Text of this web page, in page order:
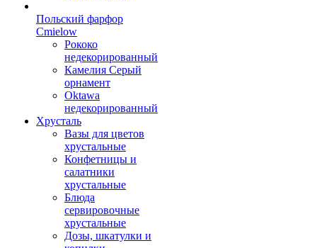
Польский фарфор
Сmielow
Рококо
недекорированный
Камелия Серый
орнамент
Oktawa
недекорированный
Хрусталь
Вазы для цветов
хрустальные
Конфетницы и
салатники
хрустальные
Блюда
сервировочные
хрустальные
Дозы, шкатулки и